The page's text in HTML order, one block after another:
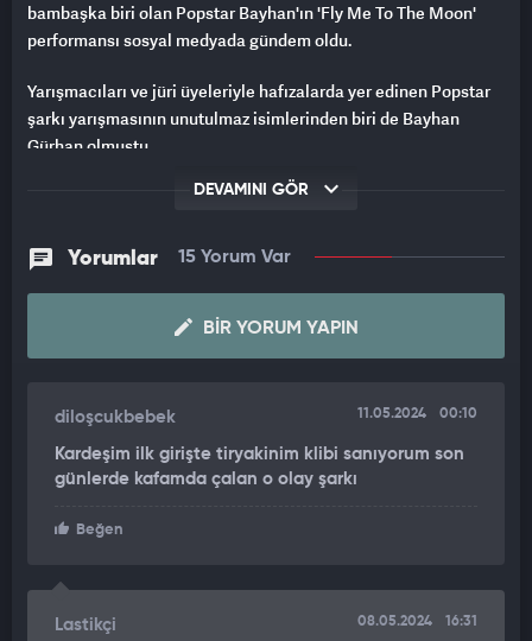
bambaşka biri olan Popstar Bayhan'ın 'Fly Me To The Moon'
performansı sosyal medyada gündem oldu.
Yarışmacıları ve jüri üyeleriyle hafızalarda yer edinen Popstar
şarkı yarışmasının unutulmaz isimlerinden biri de Bayhan
Gürhan olmuştu.
Ercan Saatçi, Armağan Çağlayan ve Deniz Seki'nin sunduğu
devam eden Bayhan şarkı söylemenin yanı sıra son dönemde
tarzı ve tavırlarıyla sık sık gündeme geliyor.
Şarkıları kendine kas tarzıyla dikkatleri üzerine çeken Popstar
Bayhan bu sefer de sosyal medya paylaşımlarıyla adından söz
karşısına geçen Bayhan'ı görenler kendisini tanımakta zorluk
çekti.
Bıyık bırakan Bayhan ilk olarak İngilizce okuduğu
Popstar Bayhan bu kez de"Fly Me to the Moon"şarkısı
yorumuyla magazin gündemine damgasını vurdu.
DEVAMINI GÖR
Yorumlar 15 Yorum Var
BIR YORUM YAPIN
diloşcukbebek 11.05.2024 00:10
Kardeşim ilk girişte tiryakinim klibi sanıyorum son
günlerde kafamda çalan o olay şarkı
Beğen
Lastikçi 08.05.2024 16:31